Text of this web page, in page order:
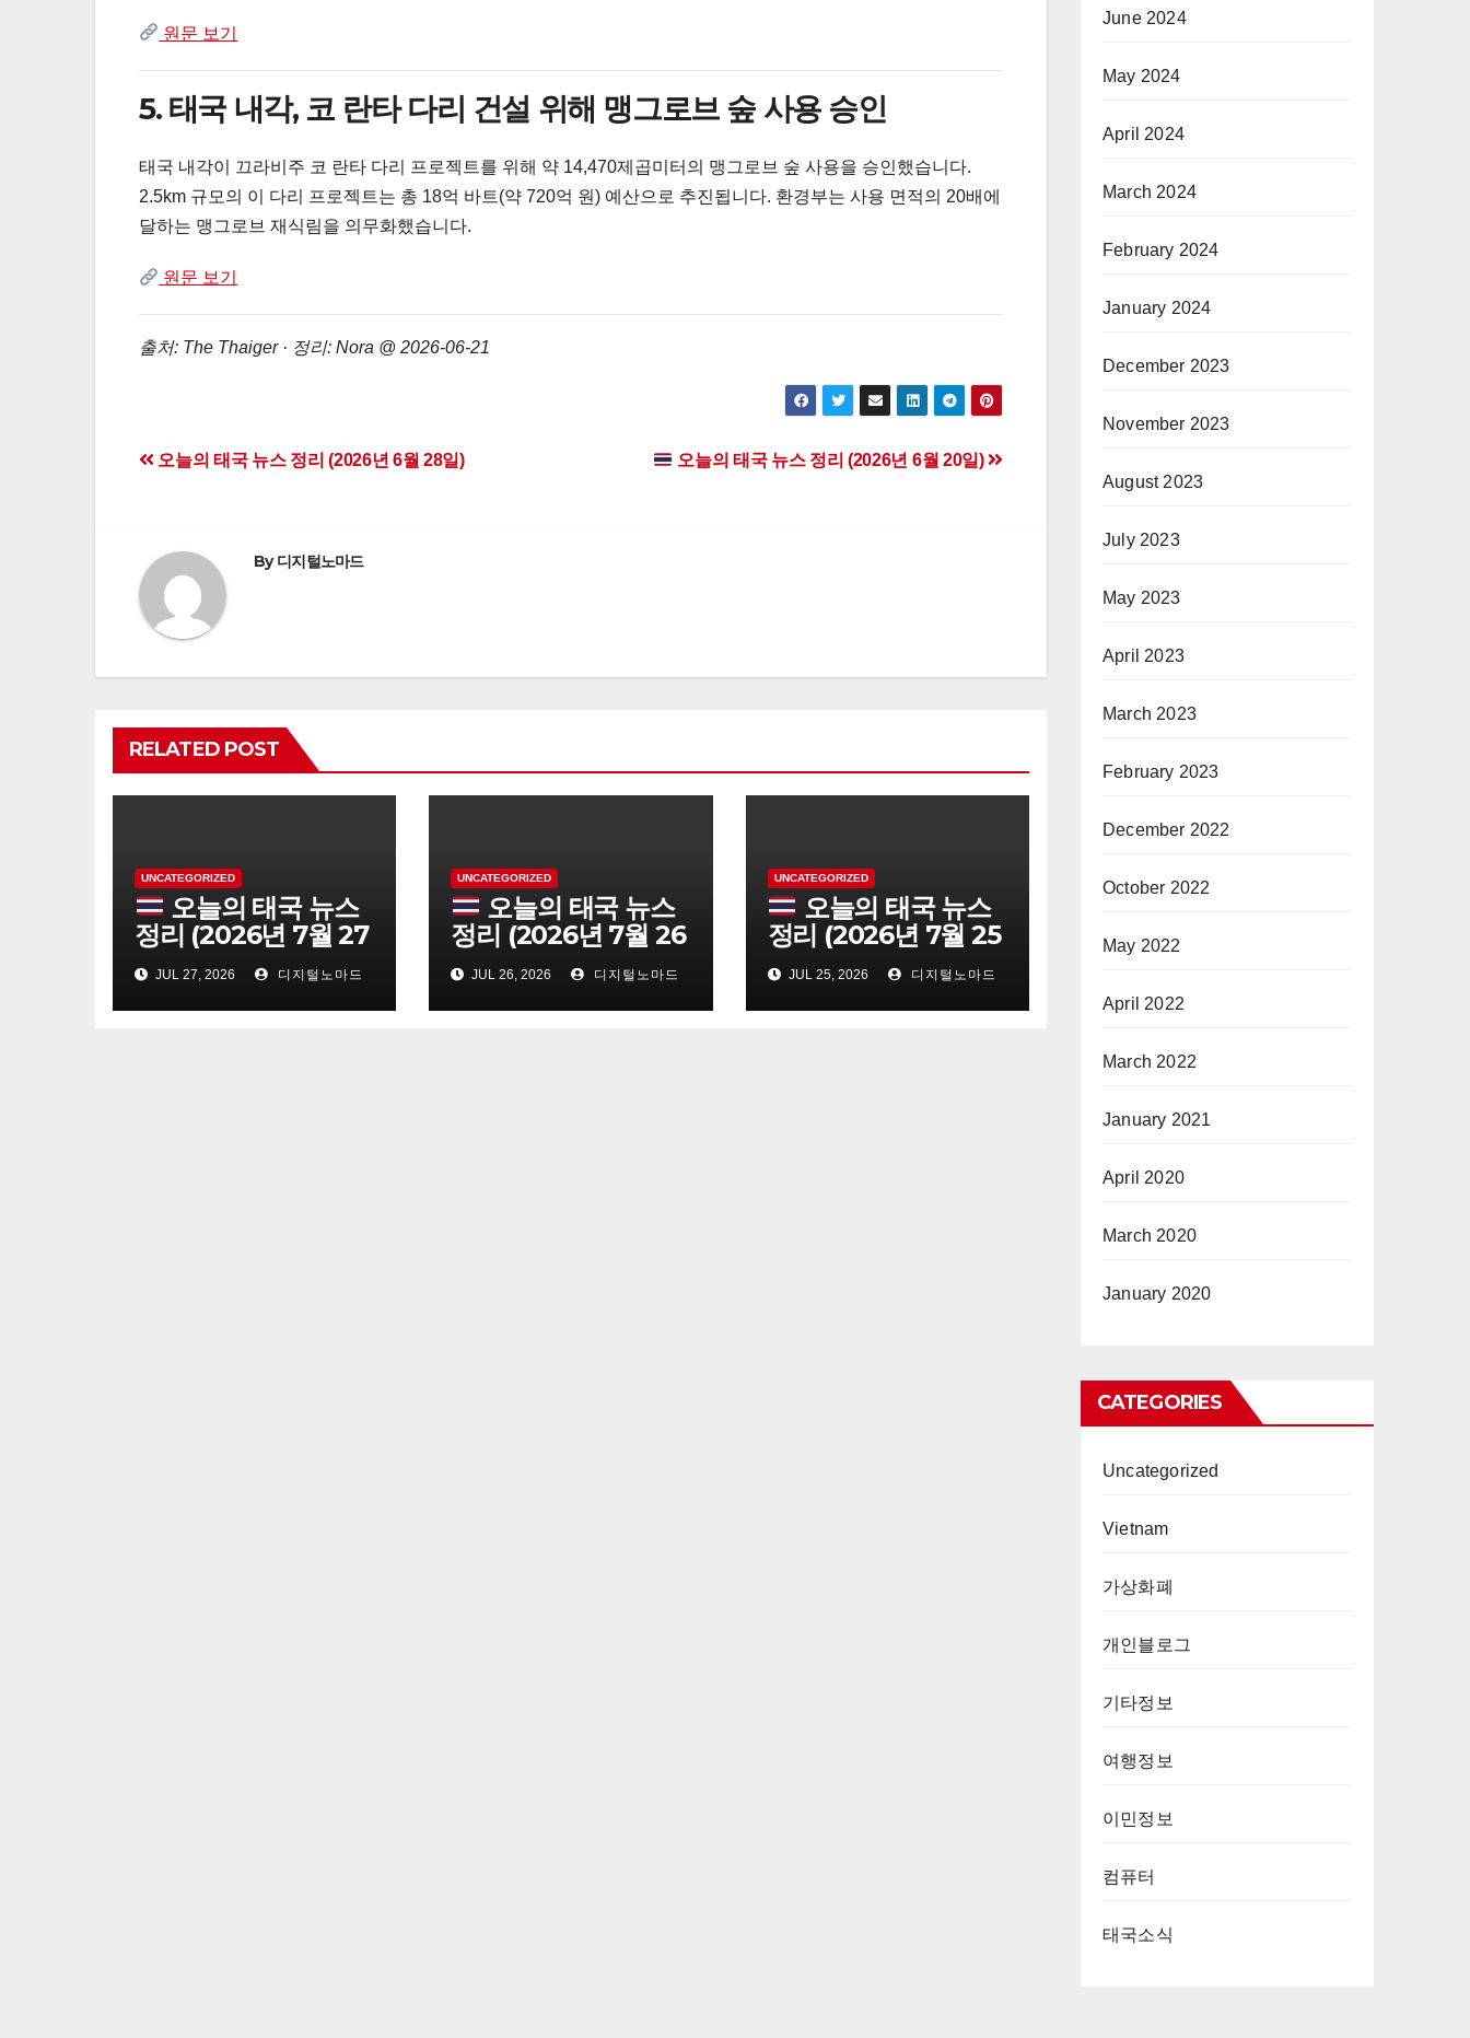
원문 보기
5. 태국 내각, 코 란타 다리 건설 위해 맹그로브 숲 사용 승인
태국 내각이 끄라비주 코 란타 다리 프로젝트를 위해 약 14,470제곱미터의 맹그로브 숲 사용을 승인했습니다.
2.5km 규모의 이 다리 프로젝트는 총 18억 바트(약 720억 원) 예산으로 추진됩니다. 환경부는 사용 면적의 20배에
달하는 맹그로브 재식림을 의무화했습니다.
원문 보기
출처: The Thaiger · 정리: Nora @ 2026-06-21
Post
오늘의 태국 뉴스 정리 (2026년 6월 20일)
오늘의 태국 뉴스 정리 (2026년 6월 28일)
By디지털노마드
RELATED POST
UNCATEGORIZED
오늘의 태국 뉴스
정리 (2026년 7월 27
일)JUL 27, 2026 디지털노마드
UNCATEGORIZED
오늘의 태국 뉴스
정리 (2026년 7월 26
일)JUL 26, 2026 디지털노마드
UNCATEGORIZED
오늘의 태국 뉴스
정리 (2026년 7월 25
일)JUL 25, 2026 디지털노마드
June 2024
May 2024
April 2024
March 2024
February 2024
January 2024
December 2023
November 2023
August 2023
July 2023
May 2023
April 2023
March 2023
February 2023
December 2022
October 2022
May 2022
April 2022
March 2022
January 2021
April 2020
March 2020
January 2020
CATEGORIES
Uncategorized
Vietnam
가상화폐
개인블로그
기타정보
여행정보
이민정보
컴퓨터
태국소식